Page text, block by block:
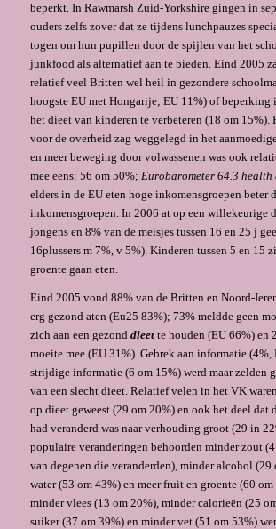
beperkt. In Rawmarsh Zuid-Yorkshire gingen in
ouders zelfs zover dat ze tijdens lunchpauzes
togen om hun pupillen door de spijlen van het
junkfood als alternatief aan te bieden. Eind 2005
relatief veel Britten wel heil in gezondere
hoogste EU met Hongarije; EU 11%) of beperking
het dieet van kinderen te verbeteren (18 om 15%).
voor de overheid zag weggelegd in het
en meer beweging door volwassenen was ook
mee eens: 56 om 50%; Eurobarometer 64.3 health
elders in de EU eten hoge inkomensgroepen beter
inkomensgroepen. In 2006 at op een willekeurige
jongens en 8% van de meisjes tussen 16 en 25 j
16plussers m 7%, v 5%). Kinderen tussen 5 en 15
groente gaan eten.
Eind 2005 vond 88% van de Britten en Noord-
erg gezond aten (Eu25 83%); 73% meldde geen
zich aan een gezond dieette houden (EU 66%) en
moeite mee (EU 31%). Gebrek aan informatie
strijdige informatie (6 om 15%) werd maar zelden
van een slecht dieet. Relatief velen in het VK
op dieet geweest (29 om 20%) en ook het deel dat
had veranderd was naar verhouding groot (29 in
populaire veranderingen behoorden minder zout
van degenen die veranderden), minder alcohol (29
water (53 om 43%) en meer fruit en groente (60
minder vlees (13 om 20%), minder calorieën (25
suiker (37 om 39%) en minder vet (51 om 53%)